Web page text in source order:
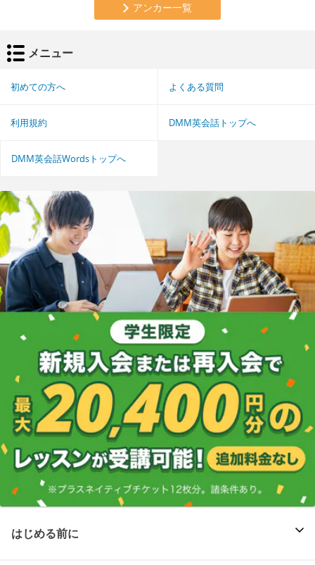
アンカー一覧
メニュー
初めての方へ よくある質問
利用規約 DMM英会話トップへ
DMM英会話Wordsトップへ
はじめる前に